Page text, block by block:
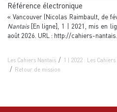
Référence électronique
« Vancouver (Nicolas Raimbault, de
Nantais[En ligne], 1 | 2021, mis en
août 2026. URL : http://cahiers-
Les Cahiers Nantais 1 | 2022 : Les
Retour de mission